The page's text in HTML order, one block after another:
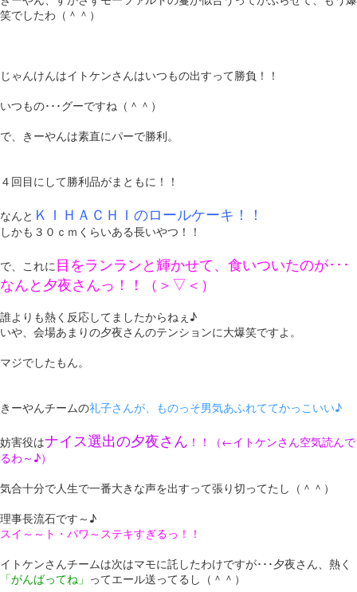
笑でしたわ（＾＾）
じゃんけんはイトケンさんはいつもの出すって勝負！！
いつもの･･･グーですね（＾＾）
で、きーやんは素直にパーで勝利。
４回目にして勝利品がまともに！！
なんと ＫＩＨＡＣＨＩのロールケーキ！！
しかも３０ｃｍくらいある長いやつ！！
で、これに 目をランランと輝かせて、食いついたのが･･･
なんと夕夜さんっ！！（＞▽＜）
誰よりも熱く反応してましたからねぇ♪
いや、会場あまりの夕夜さんのテンションに大爆笑ですよ。
マジでしたもん。
きーやんチームの礼子さんが、ものっそ男気あふれててかっこいい♪
妨害役はナイス選出の夕夜さん ！！（←イトケンさん空気読んで
るわ～♪）
気合十分で人生で一番大きな声を出すって張り切ってたし（＾＾）
理事長流石です～♪
スイ～～ト・パワ～ステキすぎるっ！！
イトケンさんチームは次はマモに託したわけですが･･･夕夜さん、熱く
「がんばってね」 ってエール送ってるし（＾＾）